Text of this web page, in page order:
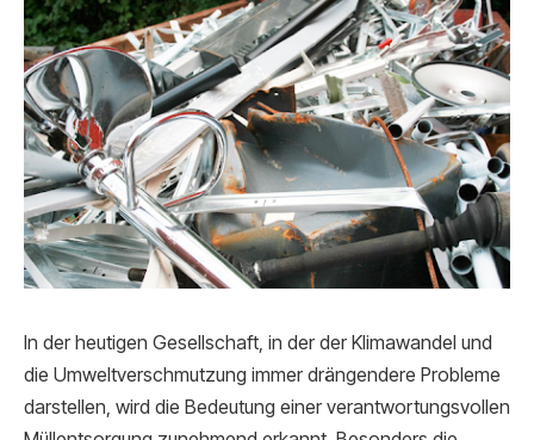
In der heutigen Gesellschaft, in der der Klimawandel und
die Umweltverschmutzung immer drängendere Probleme
darstellen, wird die Bedeutung einer verantwortungsvollen